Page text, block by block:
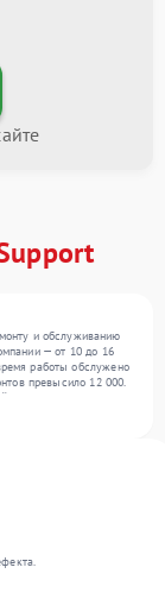
и обслуживанию
— от 10 до 16
работы обслужено
превысило 12 000.
включая , , . Мы
уровень сервиса